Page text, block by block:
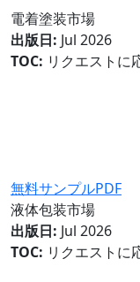
電着塗装市場
出版日: Jul 2026
TOC: リクエストに
無料サンプルPDF
液体包装市場
出版日: Jul 2026
TOC: リクエストに